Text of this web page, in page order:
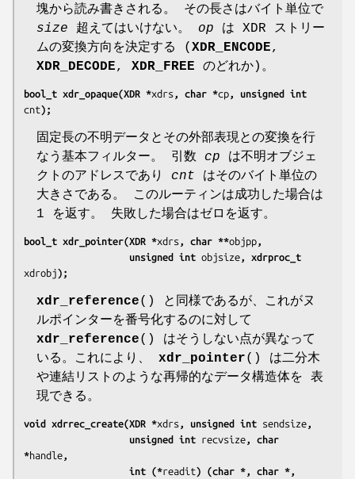
塊から読み書きされる。 その長さはバイト単位で
size 超えてはいけない。 op は XDR ストリー
ムの変換方向を決定する ( XDR_ENCODE,
XDR_DECODE, XDR_FREE のどれか)。
bool_t xdr_opaque(XDR *xdrs , char *cp
cnt);
固定長の不明データとその外部表現との変換を行
なう基本フィルター。 引数 cp は不明オブジェ
クトのアドレスであり cnt はそのバイト単位の
大きさである。 このルーティンは成功した場合は
1 を返す。 失敗した場合はゼロを返す。
bool_t xdr_pointer(XDR *xdrs , char **objpp ,
                   unsigned int
objsize
xdrobj);
xdr_reference() と同様であるが、これがヌ
ルポインターを番号化するのに対して
xdr_reference() はそうしない点が異なって
いる。これにより、 xdr_pointer() は二分木
や連結リストのような再帰的なデータ構造体を 表
現できる。
void xdrrec_create(XDR *xdrs , unsigned int sendsize ,
                   unsigned int
recvsize , char
*handle ,
                   int (*
readit) (char *, char *,